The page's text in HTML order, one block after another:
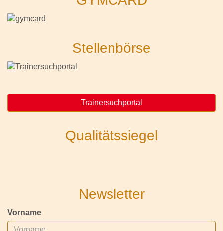
Stellenbörse
Trainersuchportal
Qualitätssiegel
Newsletter
Vorname